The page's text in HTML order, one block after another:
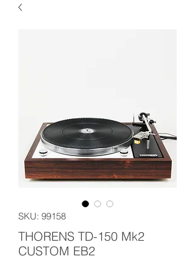
SKU: 99158
THORENS TD-150 Mk2
CUSTOM EB2